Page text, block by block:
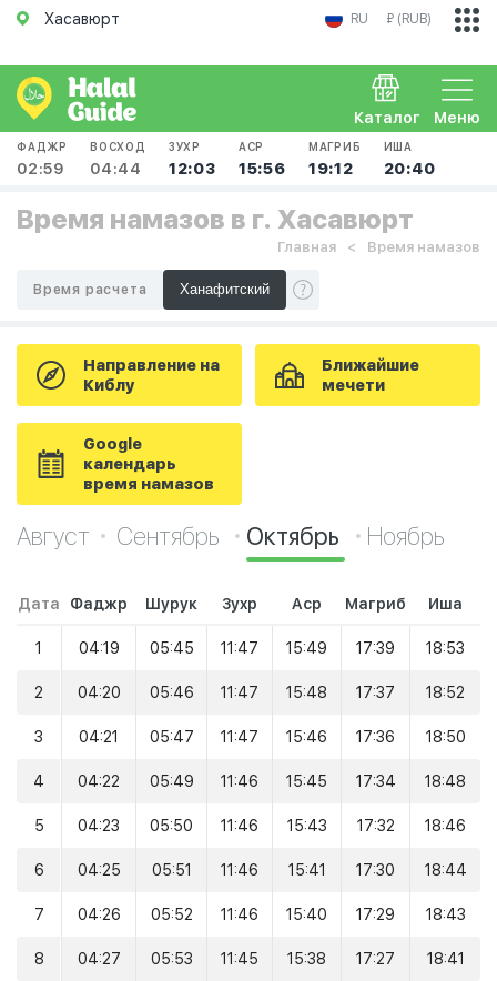
Хасавюрт RU ₽ (RUB)
Меню
Каталог
ФАДЖР
02:59
ВОСХОД
04:44
ЗУХР
12:03
АСР
15:56
МАГРИБ
19:12
ИША
20:40
Время намазов в г. Хасавюрт
Главная Время намазов
Время расчета
Направление на
Киблу
Ближайшие
мечети
Google
календарь
время намазов
Август Сентябрь Октябрь Ноябрь
Дата Фаджр Шурук Зухр Аср Магриб Иша
1 04:19 05:45 11:47 15:49 17:39 18:53
2 04:20 05:46 11:47 15:48 17:37 18:52
3 04:21 05:47 11:47 15:46 17:36 18:50
4 04:22 05:49 11:46 15:45 17:34 18:48
5 04:23 05:50 11:46 15:43 17:32 18:46
6 04:25 05:51 11:46 15:41 17:30 18:44
7 04:26 05:52 11:46 15:40 17:29 18:43
8 04:27 05:53 11:45 15:38 17:27 18:41